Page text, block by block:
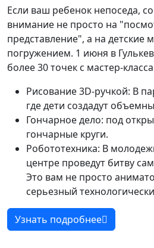
Если ваш ребенок непоседа,
внимание не просто на
представление", а на детские
погружением. 1 июня в
более 30 точек с мастер-
Рисование 3D-ручкой: В
где дети создадут
Гончарное дело: под
гончарные круги.
Робототехника: В
центре проведут битву
Это вам не просто
серьезный
Узнать подробнее